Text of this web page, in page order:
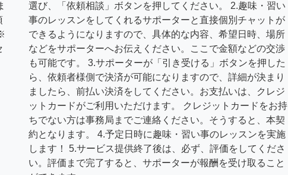
選び、「依頼相談」ボタンを押してください。 2.趣味・習い
事のレッスンをしてくれるサポーターと直接個別チャットが
できるようになりますので、具体的な内容、希望日時、場所
などをサポーターへお伝えください。ここで金額などの交渉
も可能です。 3.サポーターが「引き受ける」ボタンを押した
ら、依頼者様側で決済が可能になりますので、詳細が決まり
ましたら、前払い決済をしてください。お支払いは、クレジ
ットカードがご利用いただけます。 クレジットカードをお持
ちでない方は事務局までご連絡ください。そうすると、本契
約となります。 4.予定日時に趣味・習い事のレッスンを実施
します！ 5.サービス提供終了後は、必ず、評価をしてくださ
い。評価まで完了すると、サポーターが報酬を受け取ること